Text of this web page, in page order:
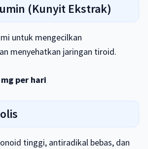
(Kunyit Ekstrak)
untuk mengecilkan
menyehatkan jaringan tiroid.
per hari
tinggi, antiradikal bebas, dan